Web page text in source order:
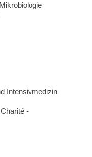
Intensivmedizin
-